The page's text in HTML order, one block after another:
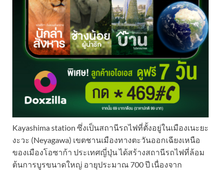
Kayashima station ซึ่งเป็นสถานีรถไฟที่ตั้งอยู่ในเมืองเนะยะ
งะวะ (Neyagawa) เขตชานเมืองทางตะวันออกเฉียงเหนือ
ของเมืองโอซาก้า ประเทศญี่ปุ่น ได้สร้างสถานีรถไฟที่ล้อม
ต้นการบูรขนาดใหญ่ อายุประมาณ 700 ปี เนื่องจาก